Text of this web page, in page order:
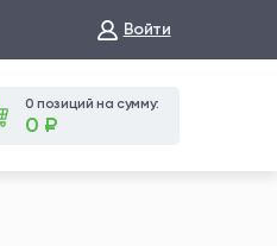
Войти
0 позиций на сумму:
0 ₽